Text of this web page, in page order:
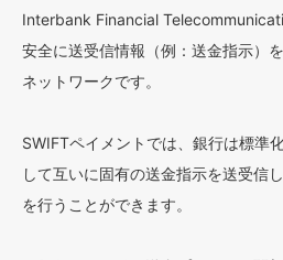
Interbank Financial
安全に送受信情報（例：送金指示）
ネットワークです。
SWIFTペイメントでは、銀行は標準
して互いに固有の送金指示を送受信
を行うことができます。